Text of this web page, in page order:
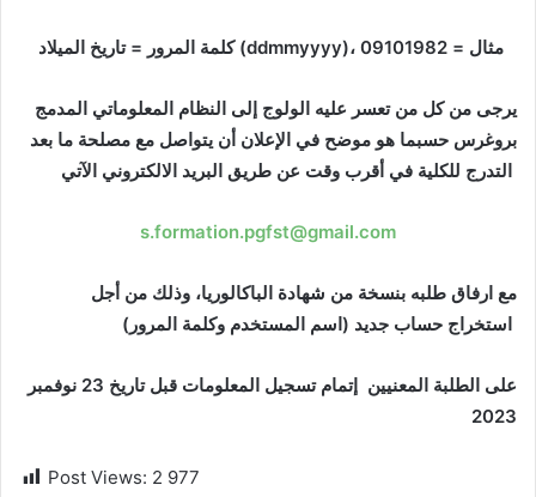
كلمة المرور = تاريخ الميلاد (ddmmyyyy )، مثال = 09101982
يرجى من كل من تعسر عليه الولوج إلى النظام المعلوماتي المدمج
بروغرس حسبما هو موضح في الإعلان أن يتواصل مع مصلحة ما بعد
s.formation.pgfst@gmail.com
على الطلبة المعنيين إتمام تسجيل المعلومات قبل تاريخ 23 نوفمبر
2023
Post Views: 2 977